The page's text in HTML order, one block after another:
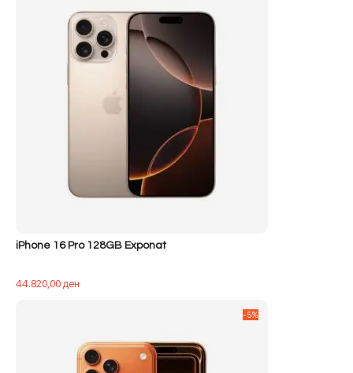
iPhone 16 Pro 128GB Exponat
44.820,00ден
-5%